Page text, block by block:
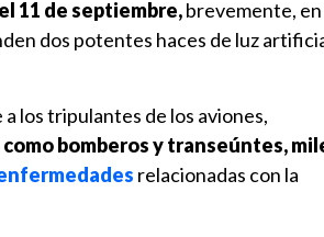
11 de septiembre,brevemente, en
dos potentes haces de luz
los tripulantes de los aviones,
bomberos y transeúntes,
relacionadas con la